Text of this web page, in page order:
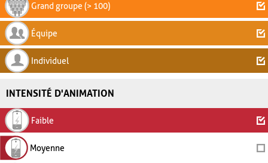
Grand groupe (> 100)
Équipe
Individuel
INTENSITÉ D'ANIMATION
Faible
Moyenne